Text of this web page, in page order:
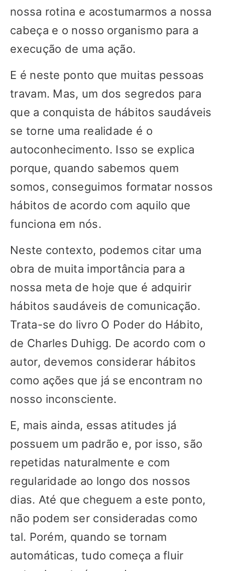
nossa rotina e acostumarmos a nossa
cabeça e o nosso organismo para a
execução de uma ação.
E é neste ponto que muitas pessoas
travam. Mas, um dos segredos para
que a conquista de hábitos saudáveis
se torne uma realidade é o
autoconhecimento. Isso se explica
porque, quando sabemos quem
somos, conseguimos formatar nossos
hábitos de acordo com aquilo que
funciona em nós.
Neste contexto, podemos citar uma
obra de muita importância para a
nossa meta de hoje que é adquirir
hábitos saudáveis de comunicação.
Trata-se do livro O Poder do Hábito,
de Charles Duhigg. De acordo com o
autor, devemos considerar hábitos
como ações que já se encontram no
nosso inconsciente.
E, mais ainda, essas atitudes já
possuem um padrão e, por isso, são
repetidas naturalmente e com
regularidade ao longo dos nossos
dias. Até que cheguem a este ponto,
não podem ser consideradas como
tal. Porém, quando se tornam
automáticas, tudo começa a fluir